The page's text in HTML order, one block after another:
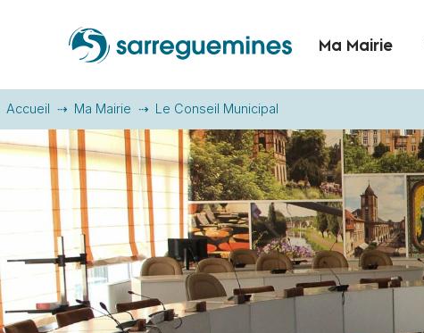
Ma Mairie
Accueil Ma Mairie Le Conseil Municipal